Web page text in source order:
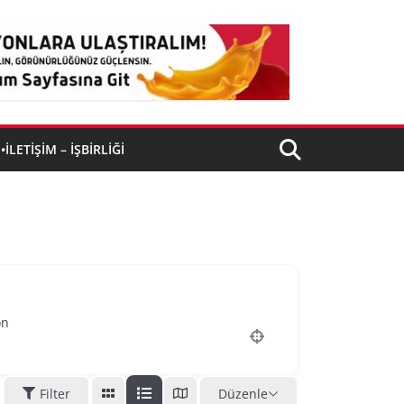
•İLETIŞIM – İŞBIRLIĞI
Filter Düzenle